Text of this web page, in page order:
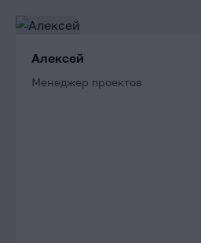
Алексей
Менеджер проектов